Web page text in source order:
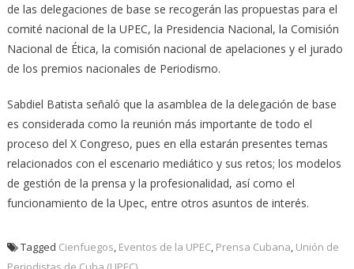
de las delegaciones de base se recogerán las propuestas para el
comité nacional de la UPEC, la Presidencia Nacional, la Comisión
Nacional de Ética, la comisión nacional de apelaciones y el jurado
de los premios nacionales de Periodismo.
Sabdiel Batista señaló que la asamblea de la delegación de base
es considerada como la reunión más importante de todo el
proceso del X Congreso, pues en ella estarán presentes temas
relacionados con el escenario mediático y sus retos; los modelos
de gestión de la prensa y la profesionalidad, así como el
funcionamiento de la Upec, entre otros asuntos de interés.
Tagged Cienfuegos, Eventos de la UPEC, Prensa Cubana, Unión de